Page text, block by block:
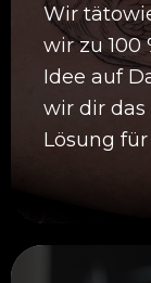
Wir
wir zu 100
Idee auf
wir dir das
Lösung